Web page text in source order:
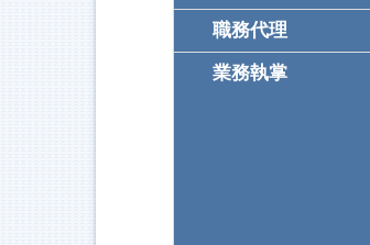
職務代理
業務執掌